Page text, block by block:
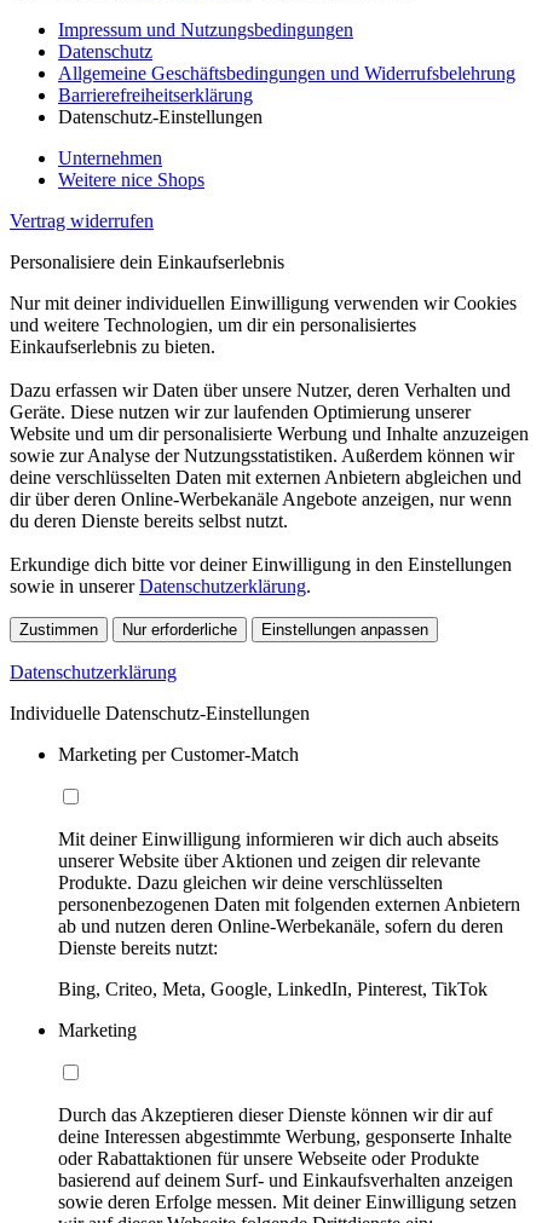
Impressum und Nutzungsbedingungen
Datenschutz
Allgemeine Geschäftsbedingungen und Widerrufsbelehrung
Barrierefreiheitserklärung
Datenschutz-Einstellungen
Unternehmen
Weitere nice Shops
Vertrag widerrufen
Personalisiere dein Einkaufserlebnis
Nur mit deiner individuellen Einwilligung verwenden wir Cookies
und weitere Technologien, um dir ein personalisiertes
Einkaufserlebnis zu bieten.
Dazu erfassen wir Daten über unsere Nutzer, deren Verhalten und
Geräte. Diese nutzen wir zur laufenden Optimierung unserer
Website und um dir personalisierte Werbung und Inhalte anzuzeigen
sowie zur Analyse der Nutzungsstatistiken. Außerdem können wir
deine verschlüsselten Daten mit externen Anbietern abgleichen und
dir über deren Online-Werbekanäle Angebote anzeigen, nur wenn
du deren Dienste bereits selbst nutzt.
Erkundige dich bitte vor deiner Einwilligung in den Einstellungen
sowie in unsererDatenschutzerklärung.
Zustimmen Nur erforderliche Einstellungen anpassen
Datenschutzerklärung
Individuelle Datenschutz-Einstellungen
Marketing per Customer-Match
Mit deiner Einwilligung informieren wir dich auch abseits
unserer Website über Aktionen und zeigen dir relevante
Produkte. Dazu gleichen wir deine verschlüsselten
personenbezogenen Daten mit folgenden externen Anbietern
ab und nutzen deren Online-Werbekanäle, sofern du deren
Dienste bereits nutzt:
Bing, Criteo, Meta, Google, LinkedIn, Pinterest, TikTok
Marketing
Durch das Akzeptieren dieser Dienste können wir dir auf
deine Interessen abgestimmte Werbung, gesponserte Inhalte
oder Rabattaktionen für unsere Webseite oder Produkte
basierend auf deinem Surf- und Einkaufsverhalten anzeigen
sowie deren Erfolge messen. Mit deiner Einwilligung setzen